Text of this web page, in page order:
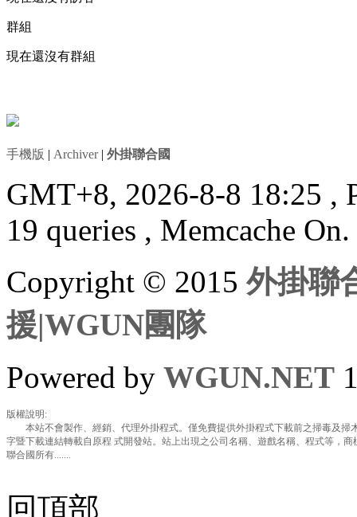
群組
現在還沒有群組
手機版 | Archiver| 外掛聯合國
GMT+8, 2026-8-8 18:25 ,
19 queries , Memcache On.
Copyright © 2015外掛聯
援|WGUN團隊
Powered by WGUN.NET
版權說明:
本站不會製作、經銷、代理外掛程式。僅免費提供外掛程式下載前之掃毒及掃
字暨下載連結轉載自原程 式開發站。站上出現之公司名稱、遊戲名稱、程式等，
聯合國所有.......
回頂部